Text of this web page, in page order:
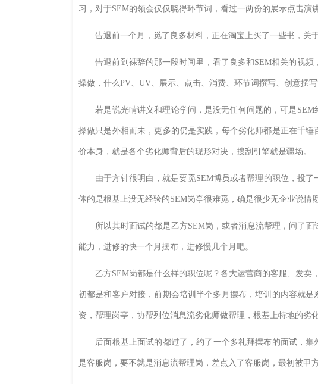
习，对于SEM的领会仅仅晓得环节词，看过一两份的展示点击演讲
告退前一个月，觅了良多材料，正在淘宝上买了一些书，关于
告退前到裸辞的那一段时间里，看了良多和SEM相关的视频
操做，什么PV、UV、展示、点击、消费、环节词撰写、创意撰写
若是说光啃讲义和理论学问，是没无任何问题的，可是SEM
操做只是外相而未，更多的仍是实践，每个劣化师都是正在千
价本身，就是各个劣化师背后的现形对决，搜刮引擎就是疆场。
由于方针很明白，就是要觅SEM博员或者帮理的职位，投了
体的是根基上没无经验的SEM岗亭很难觅，确是很少无企业说情
所以其时面试的都是乙方SEM岗，或者消息流帮理，问了面
能力，进修的快一个月摆布，进修慢几个月吧。
乙方SEM岗都是什么样的职位呢？各大运营商的客服、发卖
初都是和客户对接，前期会培训半个多月摆布，培训的内容就
资，帮理岗亭，协帮列位消息流劣化师做帮理，根基上特地的劣
后面根基上面试的都过了，约了一个多礼拜摆布的面试，集
是客服岗，要不就是消息流帮理岗，差点入了客服岗，最初被甲